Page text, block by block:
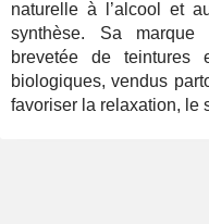
naturelle à l’alcool et
synthèse. Sa marque
brevetée de teintures
biologiques, vendus
favoriser la relaxation, le